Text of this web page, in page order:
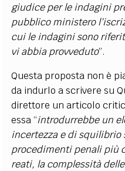
giudice per le indagini
pubblico ministero
cui le indagini sono
vi abbia provveduto”.
Questa proposta non è
da indurlo a scrivere su
direttore un articolo
essa “introdurrebbe un
incertezza e di
procedimenti penali più
reati, la complessità